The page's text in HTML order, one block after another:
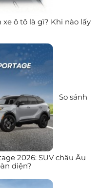
ô tô là gì? Khi nào lấy
So sánh
2026: SUV châu Âu
diện?